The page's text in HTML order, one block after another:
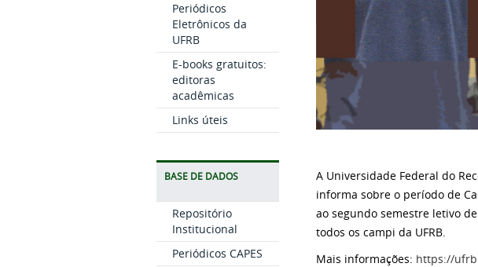
Periódicos
Eletrônicos da
UFRB
E-books gratuitos:
editoras
acadêmicas
Links úteis
BASE DE DADOS
Repositório
Institucional
Periódicos CAPES
A Universidade Federal do
informa sobre o período de
ao segundo semestre letivo
todos os campi da UFRB.
Mais informações: https://